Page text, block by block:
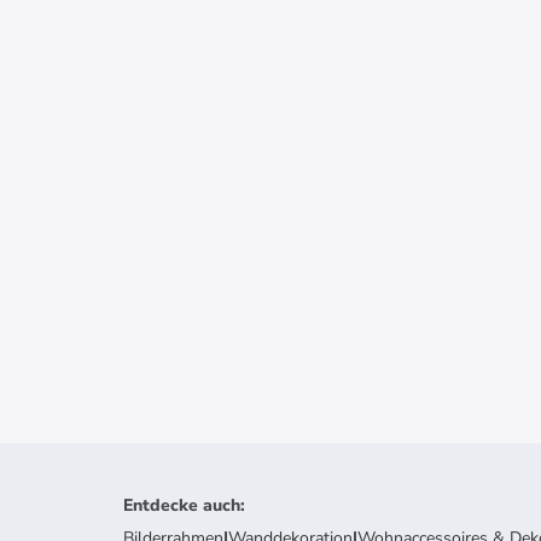
Entdecke auch: